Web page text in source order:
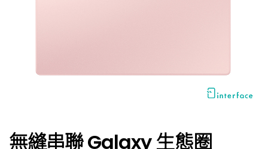
無縫串聯 Galaxy 生態圈